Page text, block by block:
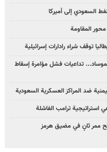
السعودي إلى أميركا
المقاومة
توقف شراء رادارات إسرائيلية
تداعيات فشل مؤامرة إسقاط
ضد المراكز العسكرية السعودية
استراتيجية ترامب الفاشلة
ممر ثانٍ في مضيق هرمز